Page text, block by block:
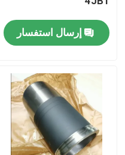
ضبط الجودة
اتصل بنا
طلب اقتباس
أجزاء محرك الديزل
إرسال استفسار